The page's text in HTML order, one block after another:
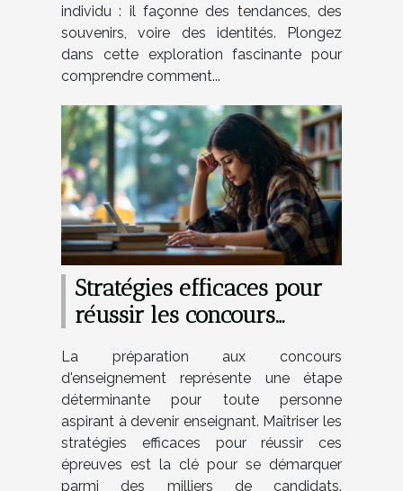
individu : il façonne des tendances, des
souvenirs, voire des identités. Plongez
dans cette exploration fascinante pour
comprendre comment...
Stratégies efficaces pour
réussir les concours
La préparation aux concours
d'enseignement représente une étape
déterminante pour toute personne
aspirant à devenir enseignant. Maîtriser les
stratégies efficaces pour réussir ces
épreuves est la clé pour se démarquer
parmi des milliers de candidats.